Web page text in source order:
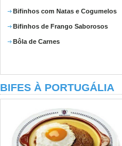
Bifinhos com Natas e Cogumelos
Bifinhos de Frango Saborosos
Bôla de Carnes
BIFES À PORTUGÁLIA